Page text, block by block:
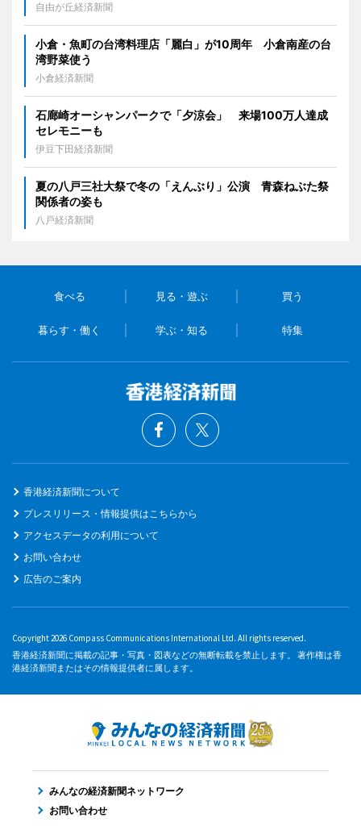
自由が丘経済新聞
小倉・魚町の台湾料理店「麗白」が10周年 小倉南産の台
湾野菜使う
小倉経済新聞
石廊崎オーシャンパークで「夕涼会」 来場100万人達成
セレモニーも
伊豆下田経済新聞
夏の八戸三社大祭で冬の「えんぶり」公演 青森ねぶた祭
関係者の姿も
八戸経済新聞
食べる 見る・遊ぶ 買う
暮らす・働く 学ぶ・知る 特集
香港経済新聞について
プレスリリース・情報提供はこちらから
アクセスデータの利用について
お問い合わせ
広告のご案内
Copyright 2026 Compass Communications International Ltd. All rights reserved.
香港経済新聞に掲載の記事・写真・図表などの無断転載を禁止します。 著作権は香
港経済新聞またはその情報提供者に属します。
みんなの経済新聞ネットワーク
お問い合わせ